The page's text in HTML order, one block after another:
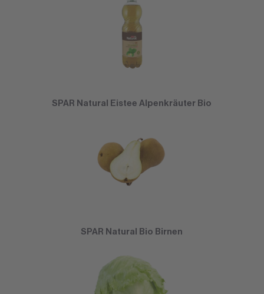
SPAR Natural Eistee Alpenkräuter Bio
SPAR Natural Bio Birnen